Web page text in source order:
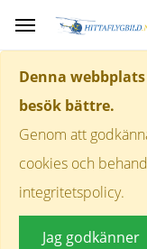
Denna
besök bättre.
Genom att
cookies och
integritetspolicy.
Jag godkänner